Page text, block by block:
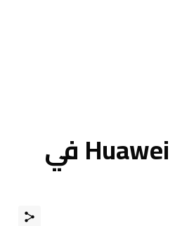
سعر هاتف هواوي نوفا Huawei Nova 3i في